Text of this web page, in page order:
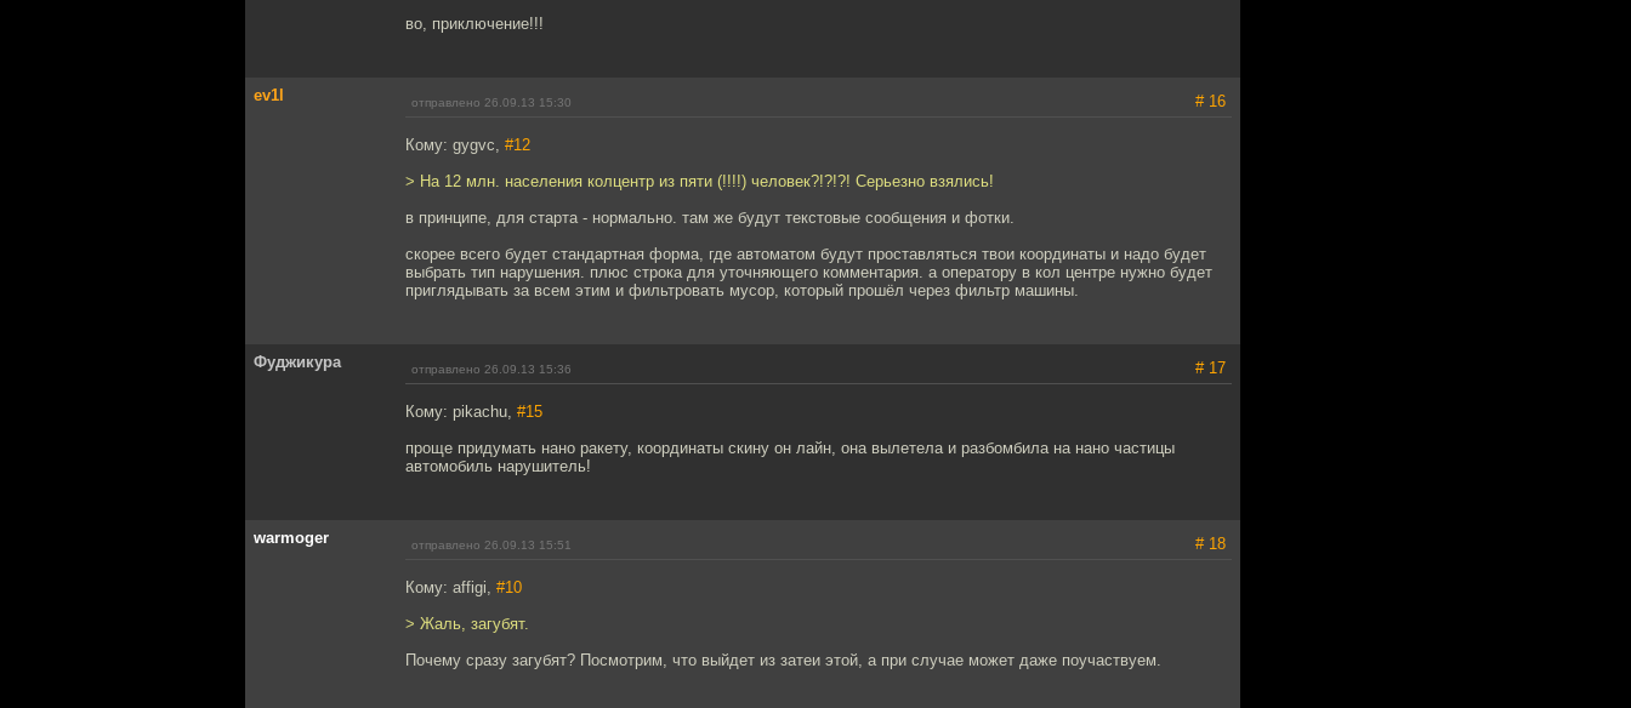
во, приключение!!!
ev1l отправлено 26.09.13 15:30 # 16
Кому: gygvc, #12
> На 12 млн. населения колцентр из пяти (!!!!) человек?!?!?! Серьезно взялись!
в принципе, для старта - нормально. там же будут текстовые сообщения и фотки.
скорее всего будет стандартная форма, где автоматом будут проставляться твои координаты и надо будет
выбрать тип нарушения. плюс строка для уточняющего комментария. а оператору в кол центре нужно будет
приглядывать за всем этим и фильтровать мусор, который прошёл через фильтр машины.
Фуджикура отправлено 26.09.13 15:36 # 17
Кому: pikachu, #15
проще придумать нано ракету, координаты скину он лайн, она вылетела и разбомбила на нано частицы
автомобиль нарушитель!
warmoger отправлено 26.09.13 15:51 # 18
Кому: affigi, #10
> Жаль, загубят.
Почему сразу загубят? Посмотрим, что выйдет из затеи этой, а при случае может даже поучаствуем.